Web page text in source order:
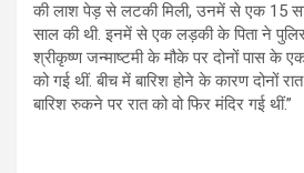
की लाश पेड़ से लटकी मिली, उनमें से एक 15
साल की थी. इनमें से एक लड़की के पिता ने पुलिस
श्रीकृष्ण जन्माष्टमी के मौके पर दोनों पास के
को गई थीं. बीच में बारिश होने के कारण दोनों
बारिश रुकने पर रात को वो फिर मंदिर गई थीं.”